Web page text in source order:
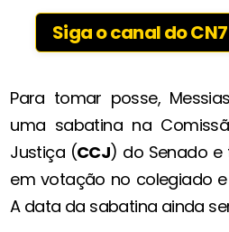
Siga o canal do
Para tomar posse,
uma sabatina na
Justiça (CCJ) do Senado
em votação no colegiado
A data da sabatina ainda